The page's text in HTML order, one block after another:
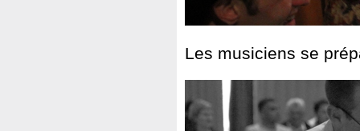
Les musiciens se